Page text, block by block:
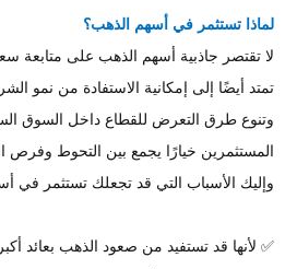
لماذا تستثمر في أسهم الذهب؟
لا تقتصر جاذبية أسهم الذهب على متابعة
تمتد أيضًا إلى إمكانية الاستفادة من نمو
وتنوع طرق التعرض للقطاع داخل السوق
المستثمرين خيارًا يجمع بين التحوط وفرص
وإليك الأسباب التي قد تجعلك تستثمر في
✅ لأنها قد تستفيد من صعود الذهب بعائد